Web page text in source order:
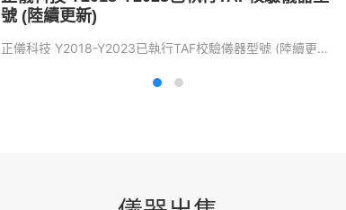
號 (陸續更新)
正儀科技 Y2018-Y2023已執行TAF校驗儀器型號 (陸續更新) 詳見連結列表檔案： Y201...